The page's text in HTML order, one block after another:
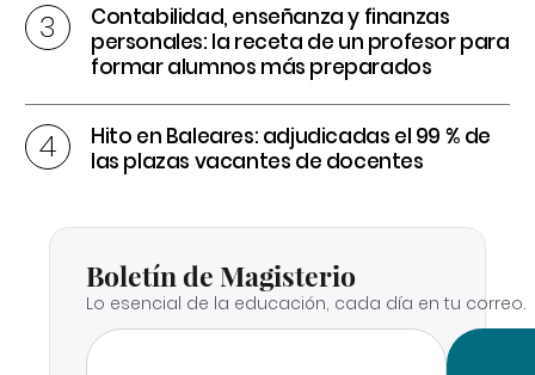
Contabilidad, enseñanza y finanzas
personales: la receta de un profesor para
formar alumnos más preparados
Hito en Baleares: adjudicadas el 99 % de
las plazas vacantes de docentes
Boletín de Magisterio
Lo esencial de la educación, cada día en tu correo.